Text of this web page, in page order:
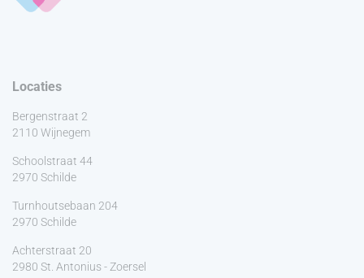
Locaties
Bergenstraat 2
2110 Wijnegem
Schoolstraat 44
2970 Schilde
Turnhoutsebaan 204
2970 Schilde
Achterstraat 20
2980 St. Antonius - Zoersel